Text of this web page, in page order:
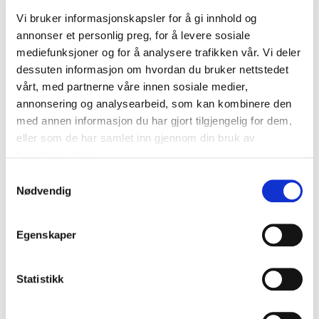
Vi bruker informasjonskapsler for å gi innhold og
annonser et personlig preg, for å levere sosiale
mediefunksjoner og for å analysere trafikken vår. Vi deler
dessuten informasjon om hvordan du bruker nettstedet
vårt, med partnerne våre innen sosiale medier,
annonsering og analysearbeid, som kan kombinere den
med annen informasjon du har gjort tilgjengelig for dem,
eller som de har samlet inn gjennom din bruk av
Nødvendig
Egenskaper
Statistikk
4-Drift av
byggeplasser_ArnfinnStrålberg
) gjennomgikk de ulike
råbygg/betong, tett bygg/innvendige arbeider) og hva